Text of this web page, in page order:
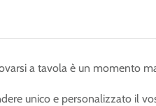
a tavola è un momento
unico e personalizzato il